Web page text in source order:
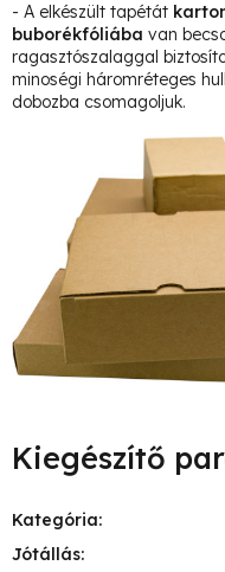
- A elkészült tapétát
buborékfóliába van
ragasztószalaggal
minoségi háromréteges
dobozba csomagoljuk.
Kiegészítő
Kategória:
Jótállás: